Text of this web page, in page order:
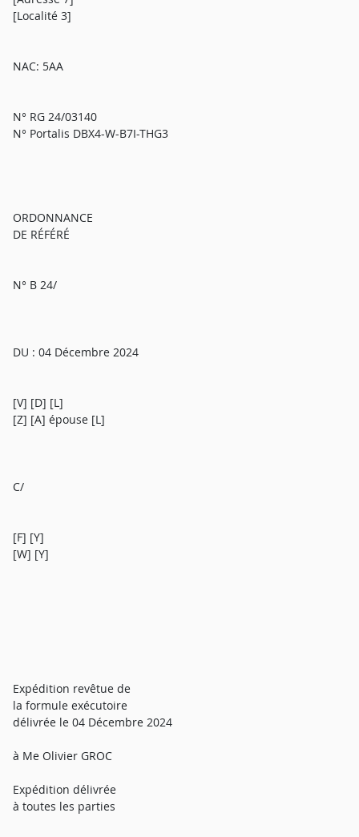
[Localité 3]
NAC: 5AA
N° RG 24/03140
N° Portalis DBX4-W-B7I-THG3
ORDONNANCE
DE RÉFÉRÉ
N° B 24/
DU : 04 Décembre 2024
[V] [D] [L]
[Z] [A] épouse [L]
C/
[F] [Y]
[W] [Y]
Expédition revêtue de
la formule exécutoire
délivrée le 04 Décembre 2024
à Me Olivier GROC
Expédition délivrée
à toutes les parties